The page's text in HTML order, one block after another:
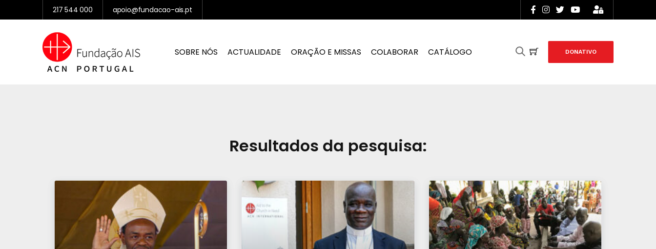
217 544 000 apoio@fundacao-ais.pt
SOBRE NÓS ACTUALIDADE ORAÇÃO E MISSAS COLABORAR CATÁLOGO DONATIVO
Resultados da pesquisa: